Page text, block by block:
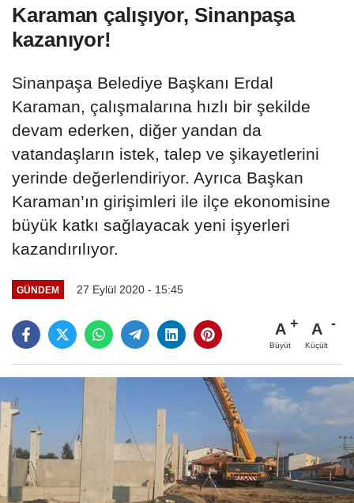
Karaman çalışıyor, Sinanpaşa
kazanıyor!
Sinanpaşa Belediye Başkanı Erdal
Karaman, çalışmalarına hızlı bir şekilde
devam ederken, diğer yandan da
vatandaşların istek, talep ve şikayetlerini
yerinde değerlendiriyor. Ayrıca Başkan
Karaman’ın girişimleri ile ilçe ekonomisine
büyük katkı sağlayacak yeni işyerleri
kazandırılıyor.
GÜNDEM 27 Eylül 2020 - 15:45
A
Büyüt
A
Küçült